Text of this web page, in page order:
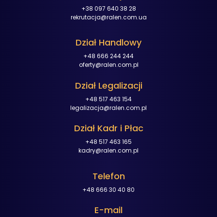
+38 097 640 38 28
rekrutacja@ralen.com.ua
Dział Handlowy
+48 666 244 244
oferty@ralen.com.pl
Dział Legalizacji
+48 517 463 154
legalizacja@ralen.com.pl
Dział Kadr i Płac
+48 517 463 165
kadry@ralen.com.pl
Telefon
+48 666 30 40 80
E-mail